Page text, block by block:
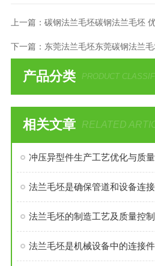
上一篇： 碳钢法兰毛坯碳钢法兰毛坯 优
下一篇： 东莞法兰毛坯东莞碳钢法兰
产品分类 PRODUCT
相关文章 RELATED
冲压异型件生产工艺优化与质量
法兰毛坯是确保管道和设备连
法兰毛坯的制造工艺及质量控制
法兰毛坯是机械设备中的连接